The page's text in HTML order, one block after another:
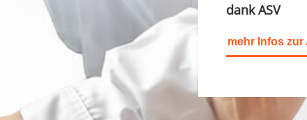
dank ASV
mehr Infos zur